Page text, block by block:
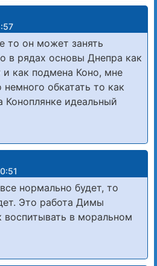
то он может занять
в рядах основы Днепра как
и как подмена Коно, мне
немного обкатать то как
идеальный
нормально будет, то
Это работа Димы
воспитывать в моральном